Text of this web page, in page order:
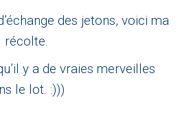
des jetons, voici ma
récolte.
y a de vraies merveilles
le lot. :)))